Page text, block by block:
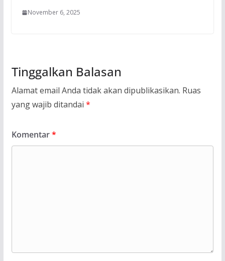
November 6, 2025
Tinggalkan Balasan
Alamat email Anda tidak akan dipublikasikan. Ruas
yang wajib ditandai *
Komentar*